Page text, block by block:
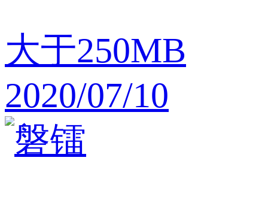
大于250MB
2020/07/10